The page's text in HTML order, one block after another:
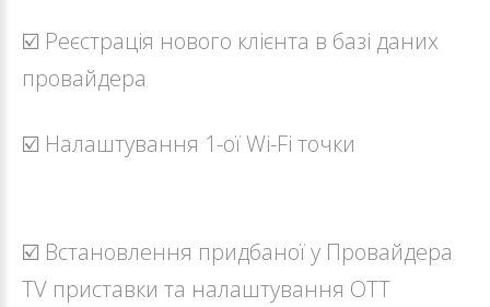
☑️ Реєстрація нового клієнта в базі даних
провайдера
☑️ Налаштування 1-ої Wi-Fi точки
☑️ Встановлення придбаної у Провайдера
TV приставки та налаштування ОТТ